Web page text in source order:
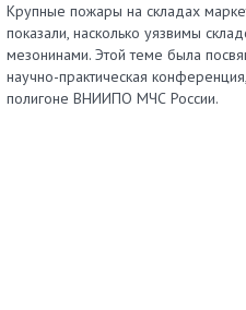
Крупные пожары на складах
показали, насколько уязвимы
мезонинами. Этой теме была
научно-практическая
полигоне ВНИИПО МЧС России.